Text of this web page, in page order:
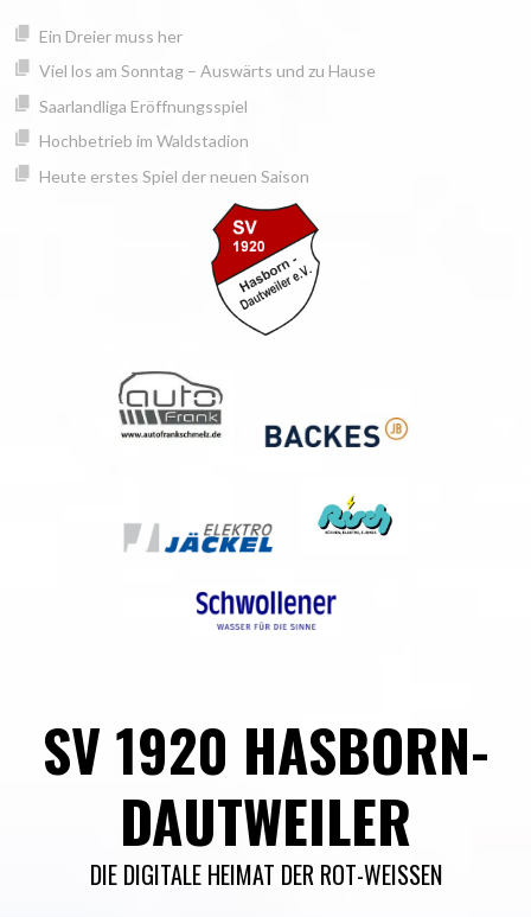
springen
zum
Inhalt
Ein Dreier muss her
Viel los am Sonntag – Auswärts und zu Hause
Saarlandliga Eröffnungsspiel
Hochbetrieb im Waldstadion
Heute erstes Spiel der neuen Saison
SV 1920 HASBORN-
DAUTWEILER
DIE DIGITALE HEIMAT DER ROT-WEISSEN